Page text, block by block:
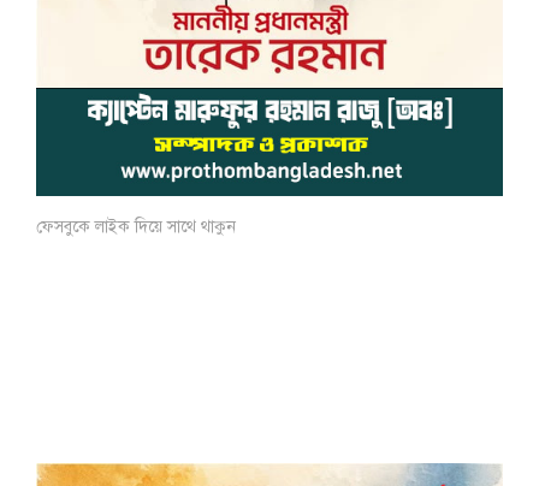
ফেসবুকে লাইক দিয়ে সাথে থাকুন